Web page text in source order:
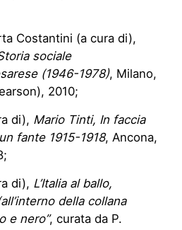
Costantini (a cura di),
sociale
(1946-1978), Milano,
2010;
di), Mario Tinti, In faccia
fante 1915-1918, Ancona,
di), L’Italia al ballo,
della collana
e nero”, curata da P.